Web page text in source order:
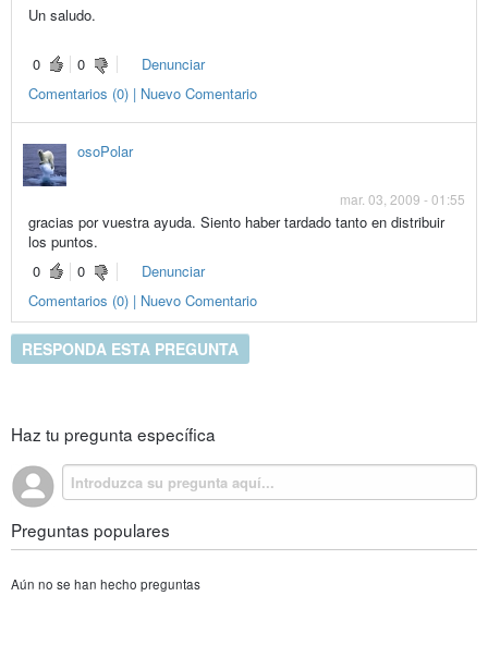
Un saludo.
0 0
Denunciar
Comentarios (0) | Nuevo Comentario
osoPolar
mar. 03, 2009 - 01:55
gracias por vuestra ayuda. Siento haber tardado tanto en distribuir
los puntos.
0
0
Denunciar
Comentarios (0) | Nuevo Comentario
RESPONDA ESTA PREGUNTA
Haz tu pregunta específica
Preguntas populares
Aún no se han hecho preguntas